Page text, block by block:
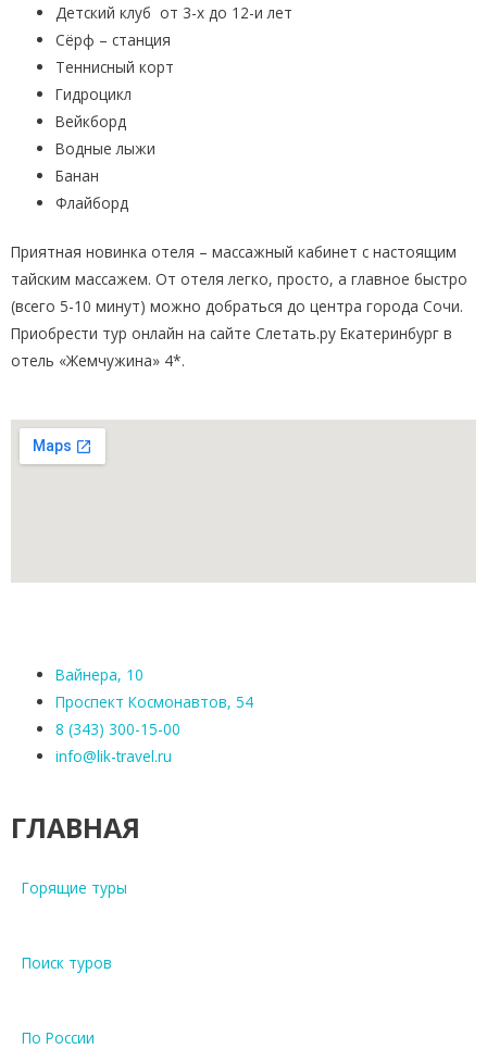
Детский клуб от 3-х до 12-и лет
Сёрф – станция
Теннисный корт
Гидроцикл
Вейкборд
Водные лыжи
Банан
Флайборд
Приятная новинка отеля – массажный кабинет с настоящим
тайским массажем. От отеля легко, просто, а главное быстро
(всего 5-10 минут) можно добраться до центра города Сочи.
Приобрести тур онлайн на сайте Слетать.ру Екатеринбург в
отель «Жемчужина» 4*.
Вайнера, 10
Проспект Космонавтов, 54
8 (343) 300-15-00
info@lik-travel.ru
ГЛАВНАЯ
Горящие туры
Поиск туров
По России